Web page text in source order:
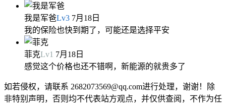
我是军爸Lv3 7月18日
我的保险也快到期了，可能还是选择平安
菲克Lv1 7月18日
感觉这个价格也还不错啊，新能源的就贵多了
如若侵权，请联系 2682073569@qq.com进行处理，谢谢！除
非特别声明，否则均不代表站方观点，并仅供查阅，不作为任